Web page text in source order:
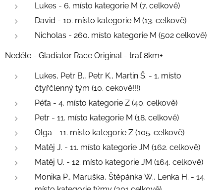
Lukes - 6. místo kategorie M (7. celkově)
David - 10. místo kategorie M (13. celkově)
Nicholas - 260. místo kategorie M (502 celkově)
Neděle - Gladiator Race Original - trať 8km+
Lukes, Petr B., Petr K., Martin Š. - 1. místo
čtyřčlenný tým (10. cekově!!!)
Péťa - 4. místo kategorie Z (40. celkově)
Petr - 11. místo kategorie M (18. celkově)
Olga - 11. místo kategorie Z (105. celkově)
Matěj J. - 11. místo kategorie JM (162. celkově)
Matěj U. - 12. místo kategorie JM (164. celkově)
Monika P., Maruška, Štěpánka W., Lenka H. - 14.